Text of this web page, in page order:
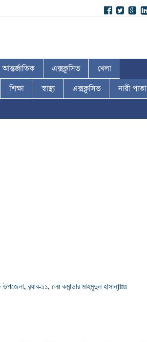
আন্তর্জাতিক এক্সক্লুসিভ খেলা
শিক্ষা স্বাস্থ্য এক্সক্লুসিভ নারী পাতা
উপজেলা, র‌্যাব-১১, লেঃ কমান্ডার মাহমুদুল হাসানjitu